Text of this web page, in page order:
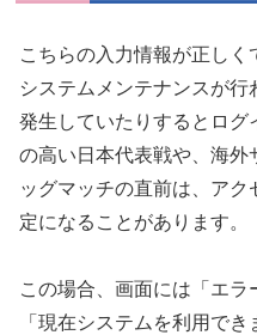
こちらの入力情報が正し
システムメンテナンスが
発生していたりするとロ
の高い日本代表戦や、海
ッグマッチの直前は、ア
定になることがあります。
この場合、画面には「エ
「現在システムを利用で